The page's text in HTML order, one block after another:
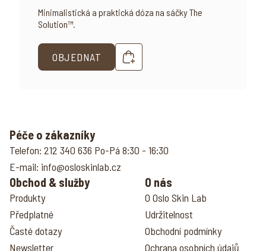
Minimalistická a praktická dóza na sáčky The
Solution™.
OBJEDNAT
Péče o zákazníky
Telefon: 212 340 636 Po-Pá 8:30 - 16:30
E-mail: info@osloskinlab.cz
Obchod & služby
Produkty
Předplatné
Časté dotazy
Newsletter
O nás
O Oslo Skin Lab
Udržitelnost
Obchodní podmínky
Ochrana osobních údajů